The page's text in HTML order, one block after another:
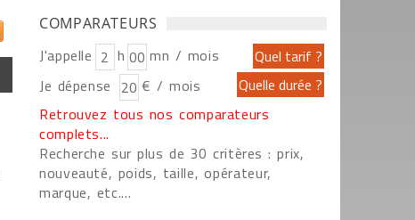
COMPARATEURS
J'appelle h
mn / mois
Je dépense
€ / mois
Retrouvez tous nos comparateurs
complets...
Recherche sur plus de 30 critères : prix,
nouveauté, poids, taille, opérateur,
marque, etc....